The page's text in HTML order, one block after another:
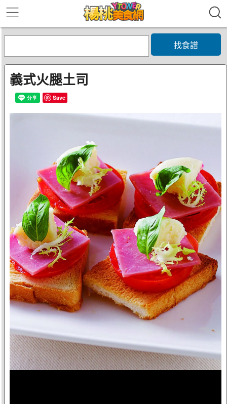
找食譜
義式火腿土司
Save